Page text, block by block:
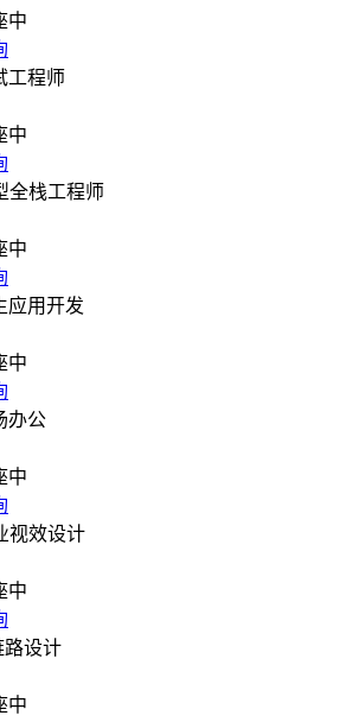
中
工程师
中
全栈工程师
中
应用开发
中
办公
中
视效设计
中
设计
中